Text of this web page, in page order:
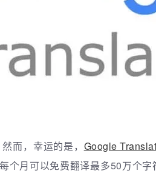
而，幸运的是， Google
个月可以免费翻译最多50万个